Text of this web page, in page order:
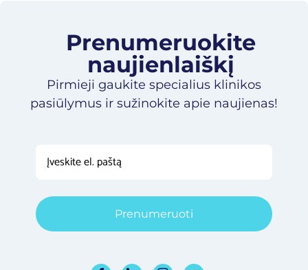
Prenumeruokite
naujienlaiškį​
Pirmieji gaukite specialius klinikos
pasiūlymus ir sužinokite apie naujienas!
Prenumeruoti